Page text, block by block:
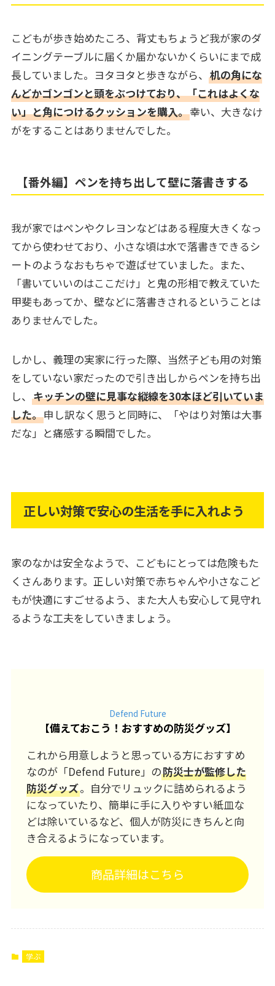
こどもが歩き始めたころ、背丈もちょうど我が家のダ
イニングテーブルに届くか届かないかくらいにまで成
長していました。ヨタヨタと歩きながら、 机の角にな
んどかゴンゴンと頭をぶつけており、「これはよくな
い」と角につけるクッションを購入。幸い、大きなけ
がをすることはありませんでした。
【番外編】ペンを持ち出して壁に落書きする
我が家ではペンやクレヨンなどはある程度大きくなっ
てから使わせており、小さな頃は水で落書きできるシ
ートのようなおもちゃで遊ばせていました。また、
「書いていいのはここだけ」と鬼の形相で教えていた
甲斐もあってか、壁などに落書きされるということは
ありませんでした。
しかし、義理の実家に行った際、当然子ども用の対策
をしていない家だったので引き出しからペンを持ち出
し、 キッチンの壁に見事な縦線を30本ほど引いていま
した。申し訳なく思うと同時に、「やはり対策は大事
だな」と痛感する瞬間でした。
正しい対策で安心の生活を手に入れよう
家のなかは安全なようで、こどもにとっては危険もた
くさんあります。正しい対策で赤ちゃんや小さなこど
もが快適にすごせるよう、また大人も安心して見守れ
るような工夫をしていきましょう。
Defend Future
【備えておこう！おすすめの防災グッズ】
これから用意しようと思っている方におすすめ
なのが「Defend Future」の防災士が監修した
防災グッズ。自分でリュックに詰められるよう
になっていたり、簡単に手に入りやすい紙皿な
どは除いているなど、個人が防災にきちんと向
き合えるようになっています。
商品詳細はこちら
学ぶ